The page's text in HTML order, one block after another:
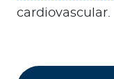
cardiovascular.